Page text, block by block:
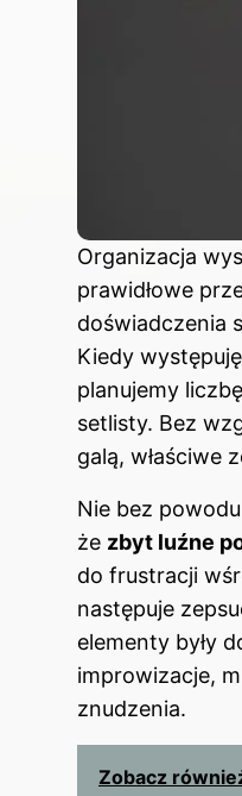
Organizacja
prawidłowe
doświadczenia
Kiedy
planujemy
setlisty. Bez
galą, właściwe
Nie bez
że zbyt luźne
do frustracji
następuje
elementy były
improwizacje,
znudzenia.
Zobacz